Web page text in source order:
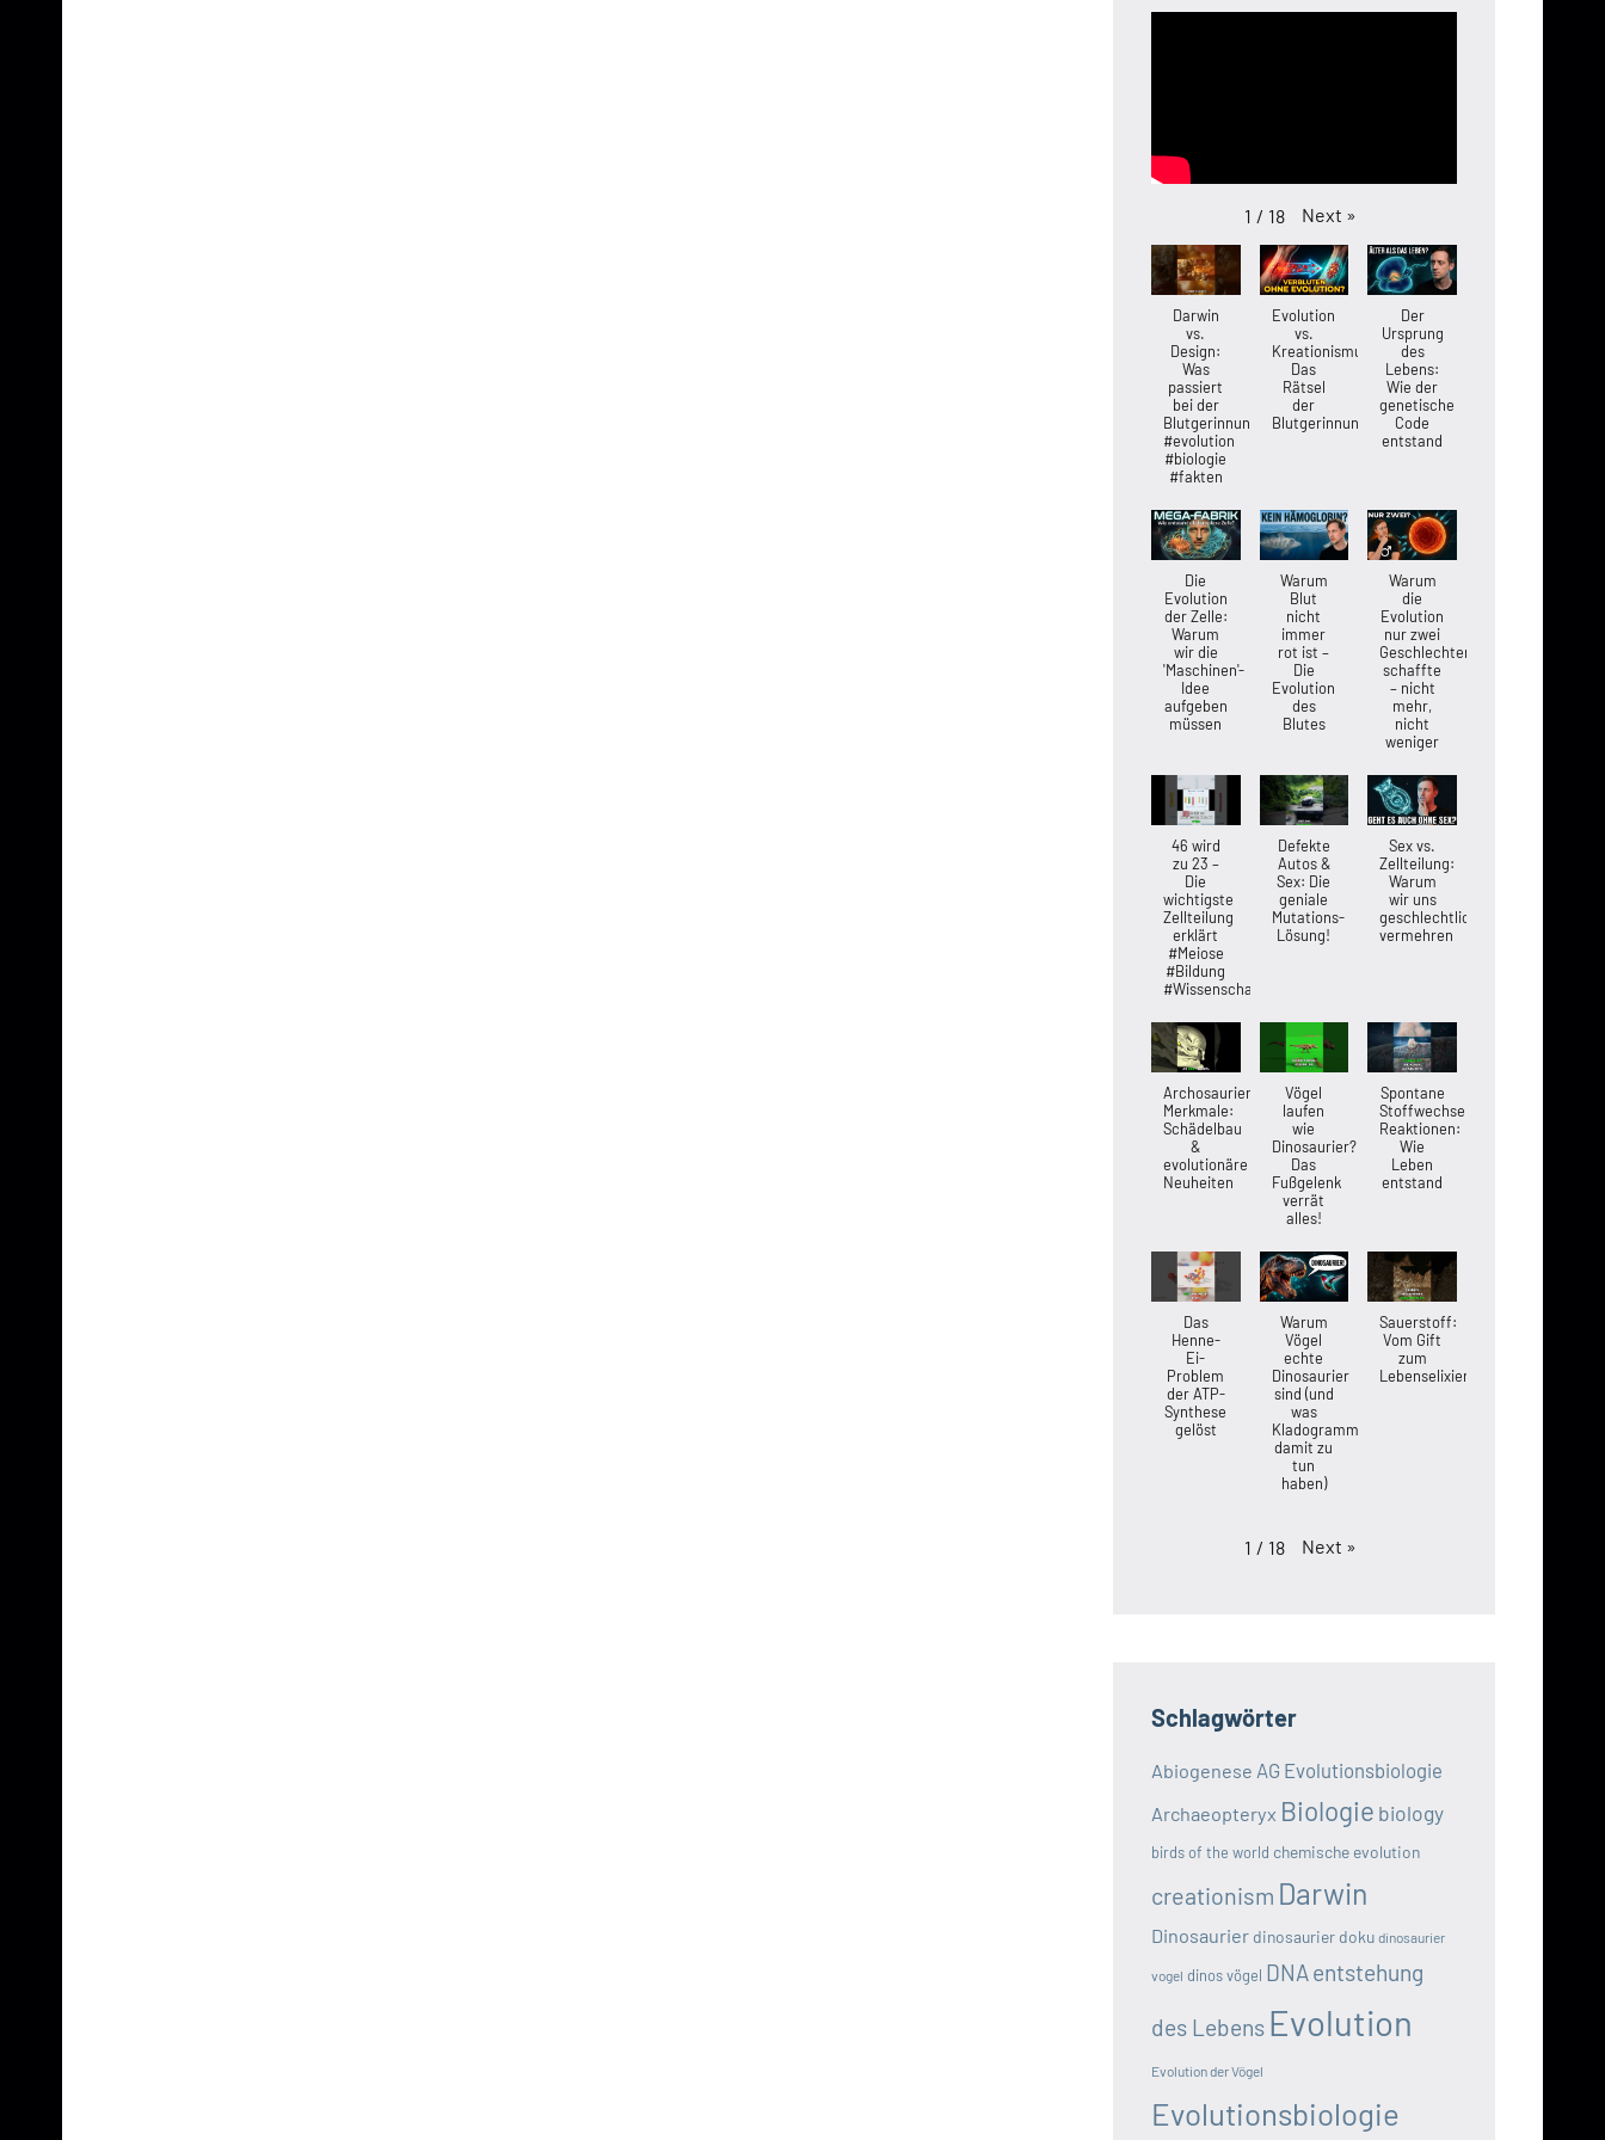
1 / 18 Next »
Darwin
vs.
Design:
Was
passiert
bei der
Blutgerinnung?
#evolution
#biologie
#fakten
Evolution
vs.
Kreationismus:
Das
Rätsel
der
Blutgerinnung
Der
Ursprung
des
Lebens:
Wie der
genetische
Code
entstand
Die
Evolution
der Zelle:
Warum
wir die
'Maschinen'-
Idee
aufgeben
müssen
Warum
Blut
nicht
immer
rot ist –
Die
Evolution
des
Blutes
Warum
die
Evolution
nur zwei
Geschlechter
schaffte
– nicht
mehr,
nicht
weniger
46 wird
zu 23 –
Die
wichtigste
Zellteilung
erklärt
#Meiose
#Bildung
#Wissenschaft
Defekte
Autos &
Sex: Die
geniale
Mutations-
Lösung!
Sex vs.
Zellteilung:
Warum
wir uns
geschlechtlich
vermehren
Archosaurier-
Merkmale:
Schädelbau
&
evolutionäre
Neuheiten
Vögel
laufen
wie
Dinosaurier?
Das
Fußgelenk
verrät
alles!
Spontane
Stoffwechsel-
Reaktionen:
Wie
Leben
entstand
Das
Henne-
Ei-
Problem
der ATP-
Synthese
gelöst
Warum
Vögel
echte
Dinosaurier
sind (und
was
Kladogramme
damit zu
tun
haben)
Sauerstoff:
Vom Gift
zum
Lebenselixier
1 / 18 Next »
Schlagwörter
Abiogenese AG Evolutionsbiologie
Archaeopteryx Biologie biology
birds of the world chemische evolution
creationism Darwin
Dinosaurier dinosaurier doku dinosaurier
vogel dinos vögel DNAentstehung
des Lebens Evolution
Evolution der Vögel
Evolutionsbiologie